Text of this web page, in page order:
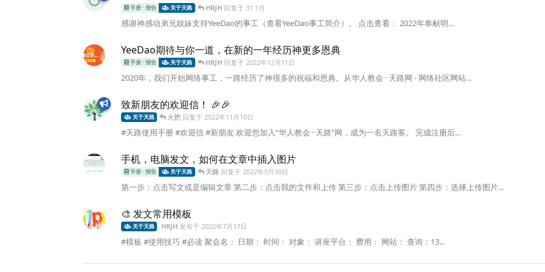
手册 · 报告 关于天路 HRJH回复于 31 1月
感谢神感动弟兄姐妹支持YeeDao的事工（查看YeeDao事工简介）。 点击查看： 2022年奉献明...
YeeDao期待与你一道，在新的一年经历神更多恩典
手册 · 报告 关于天路 HRJH回复于 2022年12月11日
2020年，我们开始网络事工，一路经历了神很多的祝福和恩典。从华人教会 · 天路网 - 网络社区网站...
致新朋友的欢迎信！ 🎉🎉
关于天路 火把 回复于 2022年11月10日
#天路使用手册 #欢迎信 #新朋友 欢迎您加入“华人教会 · 天路”网，成为一名天路客。 完成注册后...
手机，电脑发文，如何在文章中插入图片
手册 · 报告 关于天路 天路回复于 2022年9月30日
第一步：点击写文或是编辑文章 第二步：点击我的文件和上传 第三步：点击上传图片 第四步：选择上传图片...
🎨 发文常用模板
关于天路 HRJH 发布于 2022年7月17日
#模板 #使用技巧 #必读 聚会名： 日期： 时间： 对象： 讲座平台： 费用： 网站： 查询：13...